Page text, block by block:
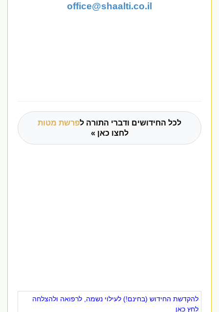
office@shaalti.co.il
לכל החידושים ודברי התורה לפרשת מטות
לחצו כאן »
להקדשת החידוש (בחינם!) לעילוי נשמה, לרפואה ולהצלחה
לחץ כאן